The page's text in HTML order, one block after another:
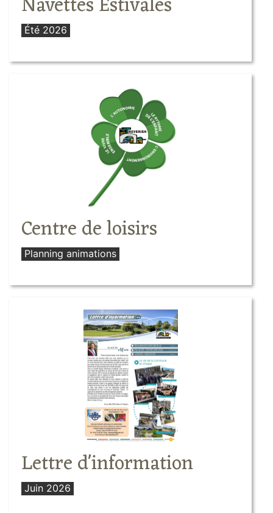
Été 2026
Centre de loisirs
Planning animations
Lettre d'information
Juin 2026